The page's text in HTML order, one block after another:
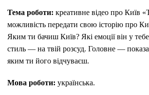
Тема роботи: креативне відео про Київ
можливість передати свою історію про
Яким ти бачиш Київ? Які емоції він у
стиль — на твій розсуд. Головне —
яким ти його відчуваєш.
Мова роботи: українська.